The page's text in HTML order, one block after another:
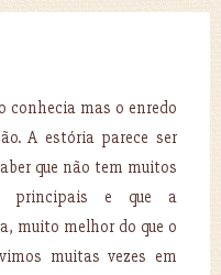
conhecia mas o enredo
A estória parece ser
que não tem muitos
principais e que a
muito melhor do que o
muitas vezes em